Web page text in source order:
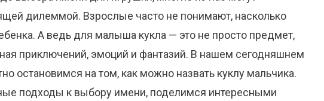
дилеммой. Взрослые часто не понимают, насколько
А ведь для малыша кукла — это не просто предмет,
приключений, эмоций и фантазий. В нашем сегодняшнем
остановимся на том, как можно назвать куклу мальчика.
подходы к выбору имени, поделимся интересными